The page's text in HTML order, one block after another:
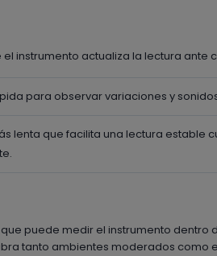
instrumento actualiza la lectura ante
para observar variaciones y
lenta que facilita una lectura estable
puede medir el instrumento dentro
tanto ambientes moderados como